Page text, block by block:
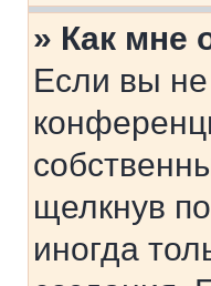
» Как мне
Если вы
щелкнув
иногда